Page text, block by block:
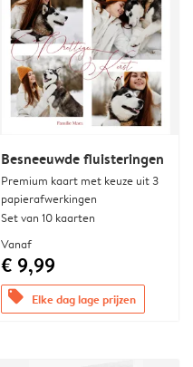
Besneeuwde fluisteringen
Premium kaart met keuze uit 3
papierafwerkingen
Set van 10 kaarten
Vanaf
€ 9,99
offers Elke dag lage prijzen